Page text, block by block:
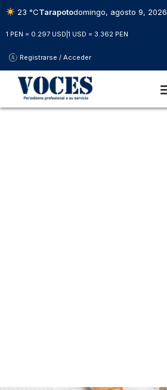
23 °CTarapotodomingo, agosto 9, 2026
1 PEN = 0.297 USD 1 USD = 3.362 PEN
Registrarse / Acceder